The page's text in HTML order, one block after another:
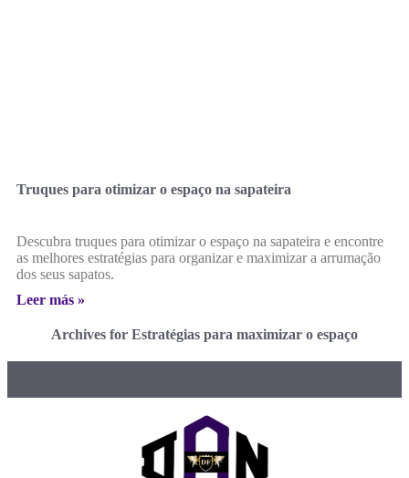
Truques para otimizar o espaço na sapateira
Descubra truques para otimizar o espaço na sapateira e encontre
as melhores estratégias para organizar e maximizar a arrumação
dos seus sapatos.
Leer más »
Archives for Estratégias para maximizar o espaço